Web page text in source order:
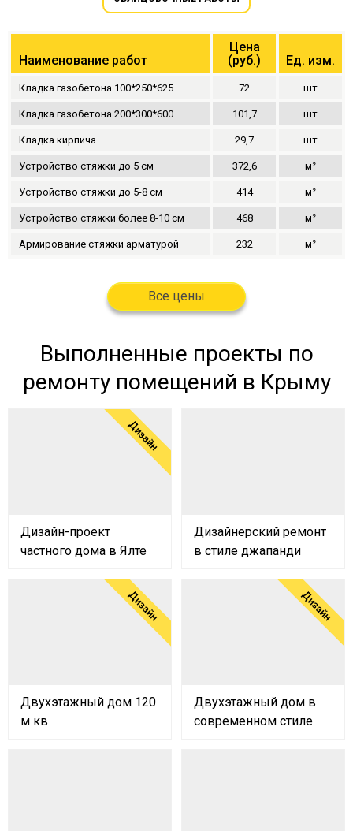
Наименование работ
Цена
(руб.)
Ед. изм.
Кладка газобетона 100*250*625 72 шт
Кладка газобетона 200*300*600 101,7 шт
Кладка кирпича 29,7 шт
Устройство стяжки до 5 см 372,6 м²
Устройство стяжки до 5-8 см 414 м²
Устройство стяжки более 8-10 см 468 м²
Армирование стяжки арматурой 232 м²
Все цены
Выполненные проекты по
ремонту помещений в Крыму
Дизайн
Дизайн-проект
частного дома в Ялте
Дизайнерский ремонт
в стиле джапанди
Дизайн
Двухэтажный дом 120
м кв
Дизайн
Двухэтажный дом в
современном стиле